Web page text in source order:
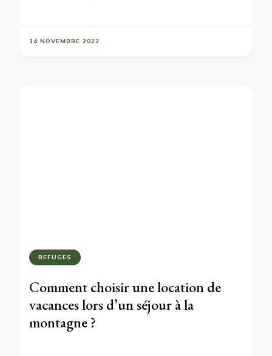
14 NOVEMBRE 2022
REFUGES
Comment choisir une location de
vacances lors d’un séjour à la
montagne ?